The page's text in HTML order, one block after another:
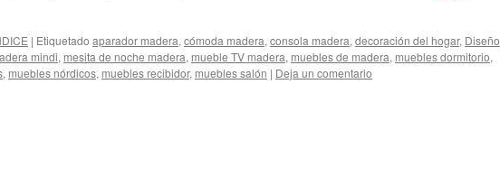
| Etiquetado aparador madera, cómoda madera, consola madera, decoración del hogar, Diseño
mindi, mesita de noche madera, mueble TV madera, muebles de madera, muebles dormitorio,
, muebles nórdicos, muebles recibidor, muebles salón | Deja un comentario